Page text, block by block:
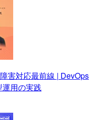
害対応最前線 | DevOps
用の実践